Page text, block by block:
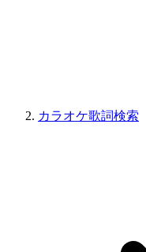
カラオケ歌詞検索